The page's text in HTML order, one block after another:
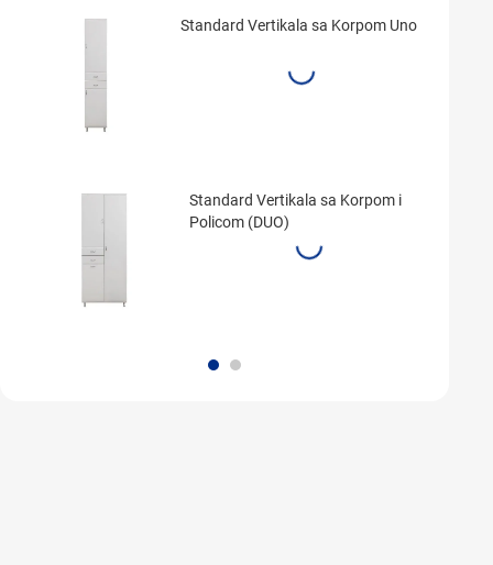
Standard Vertikala sa Korpom Uno
Standard Vertikala sa Korpom i
Policom (DUO)